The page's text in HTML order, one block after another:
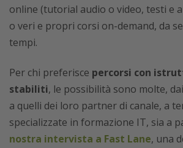
online (tutorial audio o video, testi e
o veri e propri corsi on-demand, da
tempi.
Per chi preferisce percorsi con
stabiliti, le possibilità sono molte,
a quelli dei loro partner di canale, a
specializzate in formazione IT, sia a
nostra intervista a Fast Lane, una